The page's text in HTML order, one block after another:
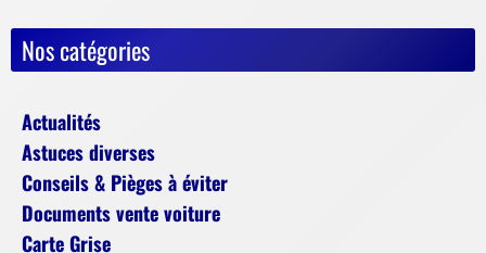
Nos catégories
Actualités
Astuces diverses
Conseils & Pièges à éviter
Documents vente voiture
Carte Grise